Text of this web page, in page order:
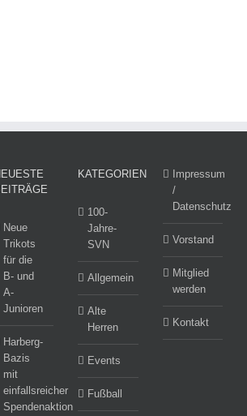
Neue
Trikots
für die
B- und
A-
Junioren
Harberg-
Bazis
mit
einfallsreicher
Spendenaktion
KATEGORIEN
100-
Jahre-
SVN
Allgemein
Alte
Herren
Events
Fußball
Impressum
/
Datenschutz
Vorstand
Mitglied
werden
Kontakt